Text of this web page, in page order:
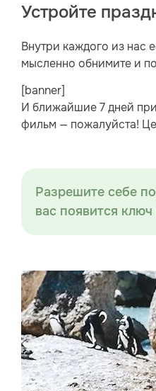
Устройте
Внутри каждого из нас
мысленно обнимите и
[banner]
И ближайшие 7 дней
фильм — пожалуйста!
Разрешите себе
вас появится